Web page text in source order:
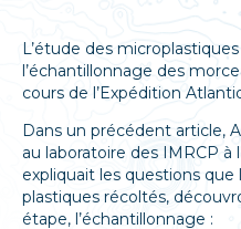
L’étude des
l’échantillonnage des
cours de l’Expédition
Dans un précédent article,
au laboratoire des IMRCP à
expliquait les questions que
plastiques récoltés,
étape, l’échantillonnage :